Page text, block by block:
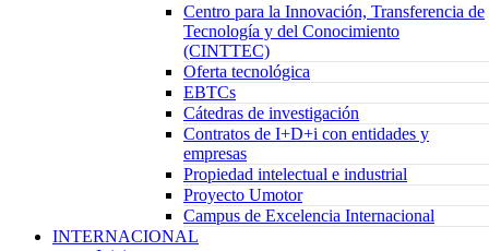
Centro para la Innovación, Transferencia de
Tecnología y del Conocimiento
(CINTTEC)
Oferta tecnológica
EBTCs
Cátedras de investigación
Contratos de I+D+i con entidades y
empresas
Propiedad intelectual e industrial
Proyecto Umotor
Campus de Excelencia Internacional
INTERNACIONAL